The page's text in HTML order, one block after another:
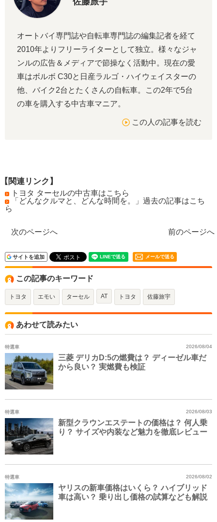
オートバイ専門誌や自転車専門誌の編集記者を経て
2010年よりフリーライターとして独立。様々なジャ
ンルの広告＆メディアで節操なく活動中。現在の愛
車はボルボ C30と日産ラルゴ・ハイウェイスターの
他、バイク2台とたくさんの自転車。この2年で5台
の車を購入する中古車マニア。
この人の記事を読む
【関連リンク】
トヨタ ターセルの中古車はこちら
「どんなクルマと、どんな時間を。」過去の記事はこち
ら
次のページへ 前のページへ
サイトを追加 メールで送る
この記事のキーワード
トヨタ エモい ターセル AT トヨタ 佐藤旅宇
あわせて読みたい
特選車
三菱 デリカD:5の燃費は？ ディーゼル車だ
から良い？ 実燃費も検証
2026/08/04
特選車
新型クラウンエステートの価格は？ 何人乗
り？ サイズや内装など魅力を徹底レビュー
2026/08/03
特選車
ヤリスの新車価格はいくら？ ハイブリッド
車は高い？ 乗り出し価格の試算なども解説
2026/08/02